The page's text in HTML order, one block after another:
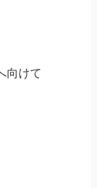
向けて